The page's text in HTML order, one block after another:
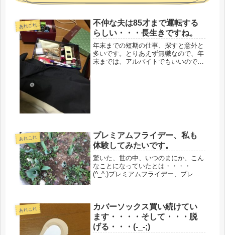
あれこれ
不仲な夫は85才まで運転する
らしい・・・長生きですね。
年末までの短期の仕事、探すと意外と
多いです。とりあえず無職なので、年
末までは、アルバイトでもいいので働
あれこれ
プレミアムフライデー、私も
体験してみたいです。
驚いた、世の中、いつのまにか、こん
なことになっていたとは・・・・
(^_^;)プレミアムフライデー、プレ
よう、それを推奨する試みらしい。
３...
あれこれ
カバーソックス買い続けてい
ます・・・・そして・・・脱
げる・・・(-_-;)